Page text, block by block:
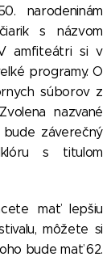
narodeninám
s názvom
amfiteátri si v
programy. O
súborov z
nazvané
záverečný
s titulom
mať lepšiu
môžete si
bude mať 62.